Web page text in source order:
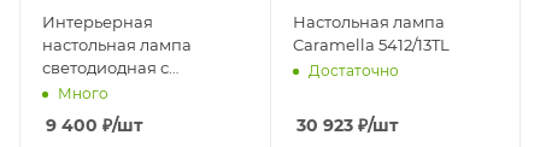
Интерьерная
настольная лампа
светодиодная с
выключателем и
аккумулятором SANTA
LG1 BLACK
Много
9 400 ₽/шт
Настольная лампа
Caramella 5412/13TL
Достаточно
30 923₽/шт